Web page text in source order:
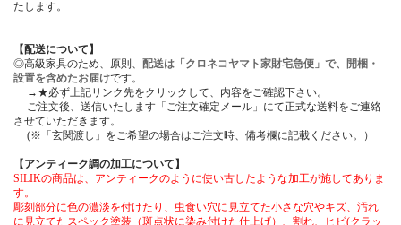
たします。
【配送について】
◎高級家具のため、原則、 配送は「クロネコヤマト家財宅急便」で、開梱・
設置を含めたお届けです。
→★必ず上記リンク先をクリックして、内容をご確認下さい。
ご注文後、送信いたします「ご注文確定メール」にて正式な送料をご連絡
させていただきます。
(※「玄関渡し」をご希望の場合はご注文時、備考欄に記載ください。）
【アンティーク調の加工について】
SILIKの商品は、アンティークのように使い古したような加工が施してありま
す。
彫刻部分に色の濃淡を付けたり、虫食い穴に見立てた小さな穴やキズ、汚れ
に見立てたスペック塗装（斑点状に染み付けた仕上げ）、割れ、ヒビ(クラッ